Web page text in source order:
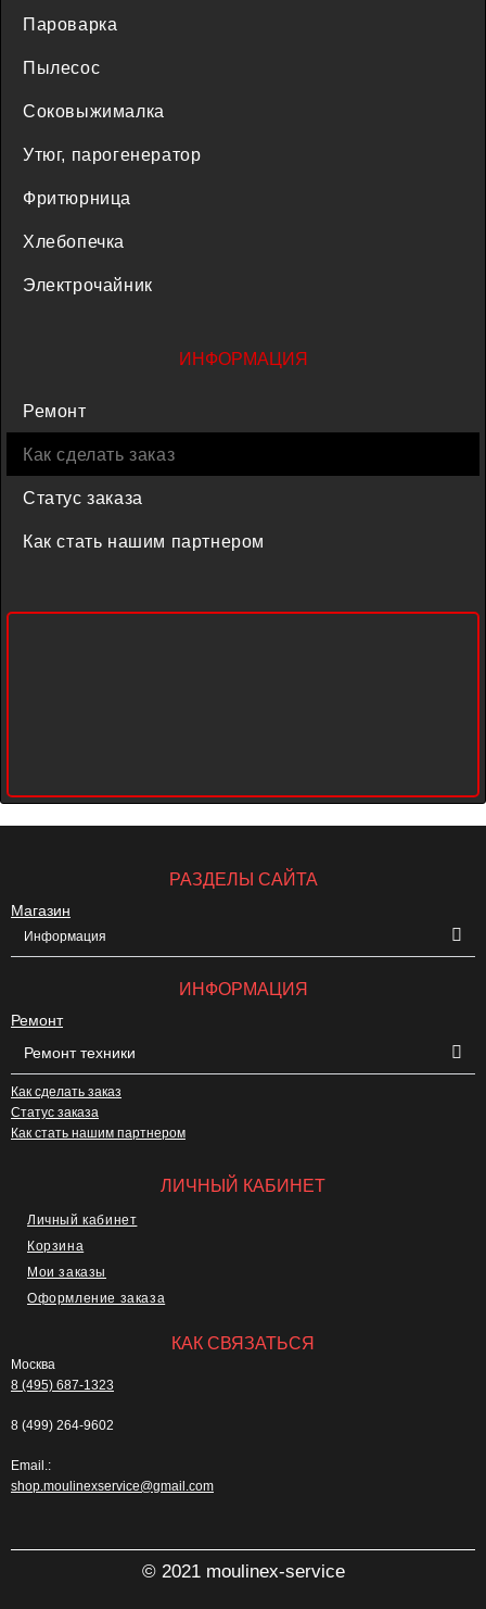
Пароварка
Пылесос
Соковыжималка
Утюг, парогенератор
Фритюрница
Хлебопечка
Электрочайник
ИНФОРМАЦИЯ
Ремонт
Как сделать заказ
Статус заказа
Как стать нашим партнером
РАЗДЕЛЫ САЙТА
Магазин
Информация
ИНФОРМАЦИЯ
Ремонт
Ремонт техники
Как сделать заказ
Статус заказа
Как стать нашим партнером
ЛИЧНЫЙ КАБИНЕТ
Личный кабинет
Корзина
Мои заказы
Оформление заказа
КАК СВЯЗАТЬСЯ
Москва
8 (495) 687-1323
8 (499) 264-9602
Email.:
shop.moulinexservice@gmail.com
© 2021 moulinex-service